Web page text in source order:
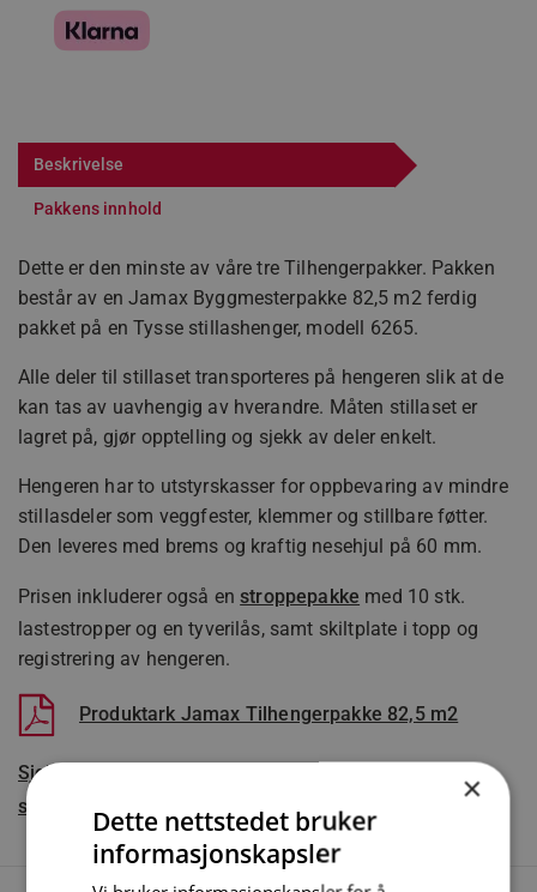
Beskrivelse
Pakkens innhold
Dette er den minste av våre tre Tilhengerpakker. Pakken
består av en Jamax Byggmesterpakke 82,5 m2 ferdig
pakket på en Tysse stillashenger, modell 6265.
Alle deler til stillaset transporteres på hengeren slik at de
kan tas av uavhengig av hverandre. Måten stillaset er
lagret på, gjør opptelling og sjekk av deler enkelt.
Hengeren har to utstyrskasser for oppbevaring av mindre
stillasdeler som veggfester, klemmer og stillbare føtter.
Den leveres med brems og kraftig nesehjul på 60 mm.
Prisen inkluderer også enstroppepakke med 10 stk.
lastestropper og en tyverilås, samt skiltplate i topp og
registrering av hengeren.
Produktark Jamax Tilhengerpakke 82,5 m2
Sjekk på Statens Vegvesen om du kan trekke en
stillashenger med din bil!
×
Dette nettstedet bruker
informasjonskapsler